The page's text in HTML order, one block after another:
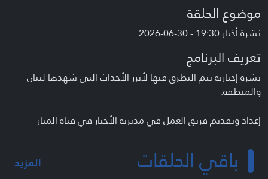
موضوع الحلقة
نشرة أخبار 19:30 - 30-06-2026
تعريف البرنامج
نشرة إخبارية يتم التطرق فيها لأبرز الأحداث التي شهدها لبنان
والمنطقة.
إعداد وتقديم فريق العمل في مديرية الأخبار في قناة المنار
باقي الحلقات المزيد